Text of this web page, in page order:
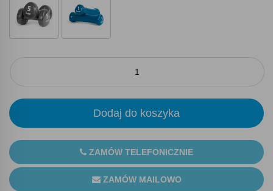
Dodaj do koszyka
ZAMÓW TELEFONICZNIE
ZAMÓW MAILOWO